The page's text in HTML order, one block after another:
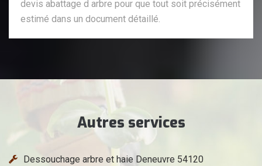
devis abattage d arbre pour que tout soit précisément
estimé dans un document détaillé.
Autres services
Dessouchage arbre et haie Deneuvre 54120